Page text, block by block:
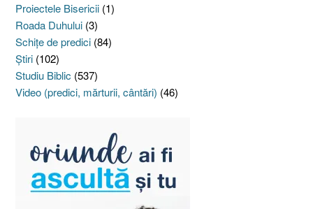
Proiectele Bisericii (1)
Roada Duhului (3)
Schiţe de predici (84)
Ştiri (102)
Studiu Biblic (537)
Video (predici, mărturii, cântări) (46)